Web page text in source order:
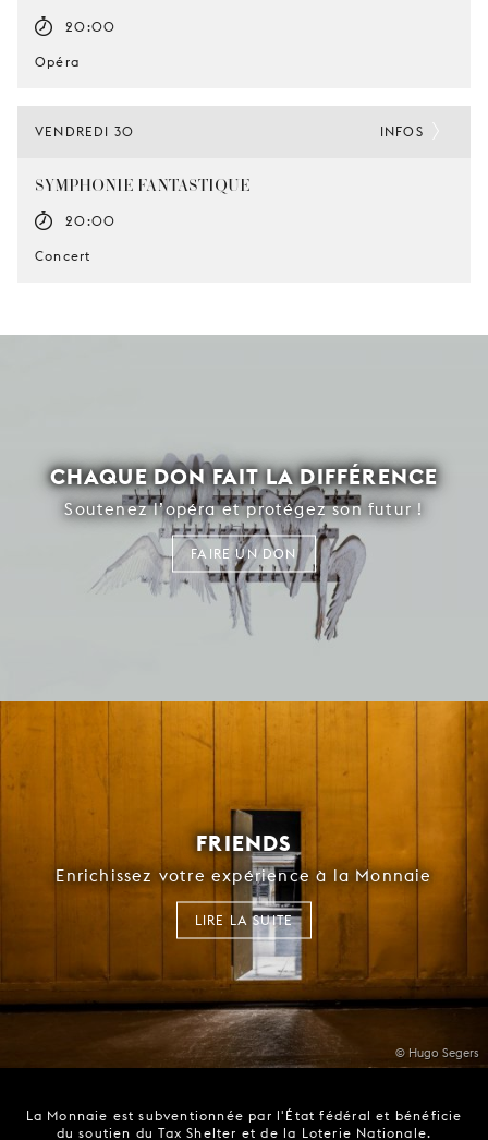
20:00
Opéra
VENDREDI 30
SYMPHONIE FANTASTIQUE
20:00
Concert
INFOS
CHAQUE DON FAIT LA DIFFÉRENCE
Soutenez l’opéra et protégez son futur !
FAIRE UN DON
© Hugo Segers
FRIENDS
Enrichissez votre expérience à la Monnaie
LIRE LA SUITE
La Monnaie est subventionnée par l'État fédéral et bénéficie
du soutien du Tax Shelter et de la Loterie Nationale.